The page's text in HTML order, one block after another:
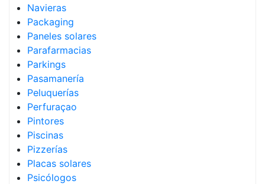
Navieras
Packaging
Paneles solares
Parafarmacias
Parkings
Pasamanería
Peluquerías
Perfuraçao
Pintores
Piscinas
Pizzerías
Placas solares
Psicólogos